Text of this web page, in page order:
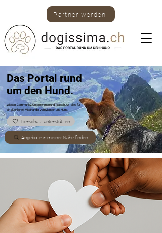
Tierschutz unterstützen
Angebote in meiner Nähe finden
Wissen, Community, Unternehmen und Tierschutz -alles für
ein glückliches Miteinander von Mensch und Hund.
Das Portal rund
um den Hund.
Partner werden